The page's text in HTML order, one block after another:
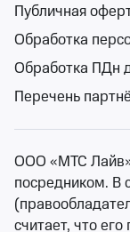
Концертный
есть
Афиша
пополняется: от
рока и
андеграунда.
начинающие и
для души, для
есть
дарования,
Публичная
Обработка
Обработка ПДн
Перечень
ООО «МТС
посредником. В
считает, что